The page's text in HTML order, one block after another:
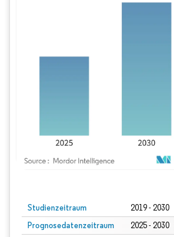
Studienzeitraum 2019 - 2030
Prognosedatenzeitraum 2025 - 2030